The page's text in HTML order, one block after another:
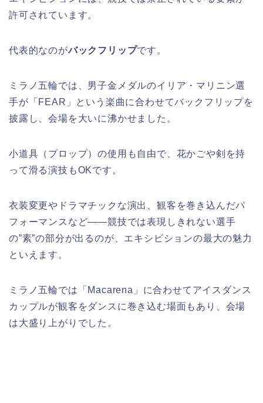
許可されています。
代表的なのがバックフリップです。
ミラノ五輪では、男子金メダルのイリア・マリニン選
手が「FEAR」という楽曲に合わせてバックフリップを
披露し、会場を大いに沸かせました。
小道具（プロップ）の使用も自由で、花かごや剣を持
って滑る演技もOKです。
衣装変更やドラマチックな演出、観客を巻き込んだパ
フォーマンスなど——競技では表現しきれない選手
の”素”の部分が出るのが、エキシビションの最大の魅力
といえます。
ミラノ五輪では「Macarena」に合わせてアイスダンス
カップルが観客をダンスに巻き込む場面もあり、会場
は大盛り上がりでした。